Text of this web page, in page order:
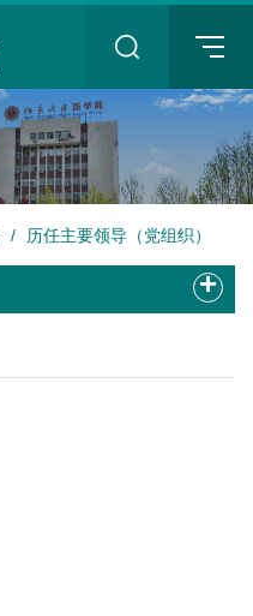
/ 历任主要领导（党组织）
+